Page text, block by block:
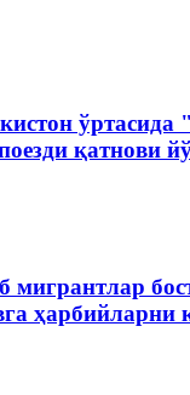
қатнови
мигрантлар
ҳарбийларни